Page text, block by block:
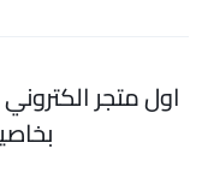
اول متجر